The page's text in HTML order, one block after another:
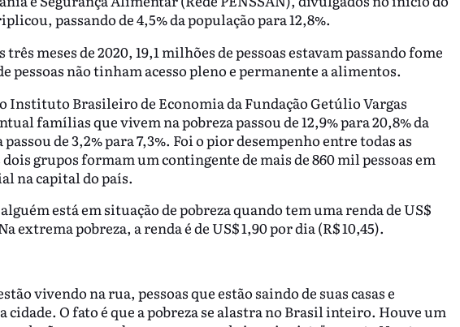
passando de 4,5% da população para 12,8%.
meses de 2020, 19,1 milhões de pessoas estavam passando fome
pessoas não tinham acesso pleno e permanente a alimentos.
Instituto Brasileiro de Economia da Fundação Getúlio Vargas
famílias que vivem na pobreza passou de 12,9% para 20,8% da
de 3,2% para 7,3%. Foi o pior desempenho entre todas as
grupos formam um contingente de mais de 860 mil pessoas em
na capital do país.
está em situação de pobreza quando tem uma renda de US$
extrema pobreza, a renda é de US$ 1,90 por dia (R$ 10,45).
vivendo na rua, pessoas que estão saindo de suas casas e
cidade. O fato é que a pobreza se alastra no Brasil inteiro. Houve um